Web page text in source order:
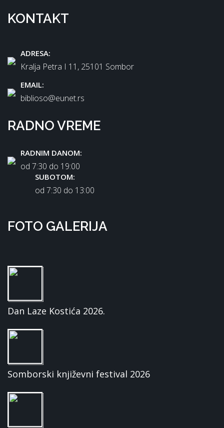
KONTAKT
ADRESA:
Kralja Petra I 11, 25101 Sombor
EMAIL:
biblioso@eunet.rs
RADNO VREME
RADNIM DANOM:
od 7:30 dо 19:00
SUBOTOM:
od 7:30 dо 13:00
FOTO GALERIJA
Dan Laze Kostića 2026.
Somborski književni festival 2026